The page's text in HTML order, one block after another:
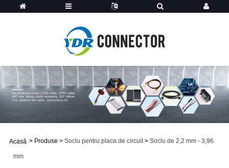
Acasă > Produse > Soclu pentru placa de circuit > Soclu de 2,2 mm - 3,96
mm